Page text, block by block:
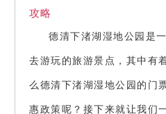
攻略
德清下渚湖湿地公园是
去游玩的旅游景点，其中有
么德清下渚湖湿地公园的门
惠政策呢？接下来就让我们